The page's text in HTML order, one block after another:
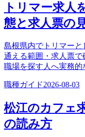
トリマー求人
態と求人票の
島根県内でトリマーと
通える範囲・求人票
職場を探す人へ実務的
職種ガイド2026-08-03
松江のカフェ
の読み方